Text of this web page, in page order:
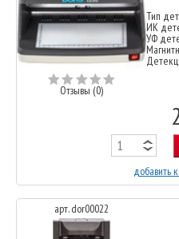
Отзывы (0)
Тип
ИК
УФ
добавить
арт. dor00022